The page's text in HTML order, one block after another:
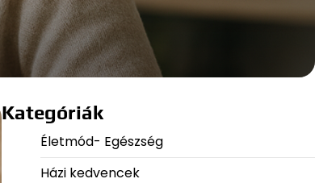
Kategóriák
Életmód- Egészség
Házi kedvencek